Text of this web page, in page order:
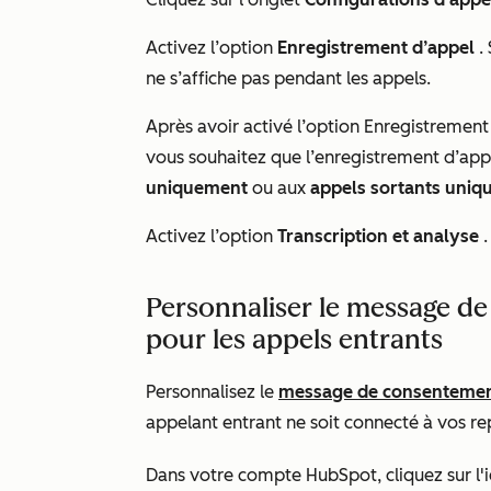
Activez l’option Enregistrement d’appel .
ne s’affiche pas pendant les appels.
Après avoir activé l’option
vous souhaitez que l’enregistrement
uniquement ou aux appels sortants
Activez l’option Transcription et analyse .
Personnaliser le message
pour les appels entrants
Personnalisez le message de
appelant entrant ne soit connecté à vos
Dans votre compte HubSpot, cliquez sur